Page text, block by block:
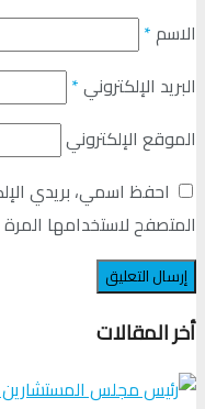
الاسم*
البريد الإلكتروني*
الموقع الإلكتروني
احفظ اسمي، بريدي
المتصفح لاستخدامها
أخر المقالات